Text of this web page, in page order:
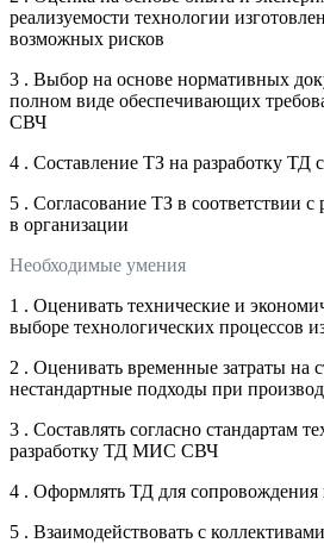
реализуемости технологии
возможных рисков
3 . Выбор на основе нормативных
полном виде обеспечивающих
СВЧ
4 . Составление ТЗ на разработку ТД
5 . Согласование ТЗ в соответствии
в организации
Необходимые умения
1 . Оценивать технические и
выборе технологических
2 . Оценивать временные затраты на
нестандартные подходы при
3 . Составлять согласно стандартам
разработку ТД МИС СВЧ
4 . Оформлять ТД для
5 . Взаимодействовать с